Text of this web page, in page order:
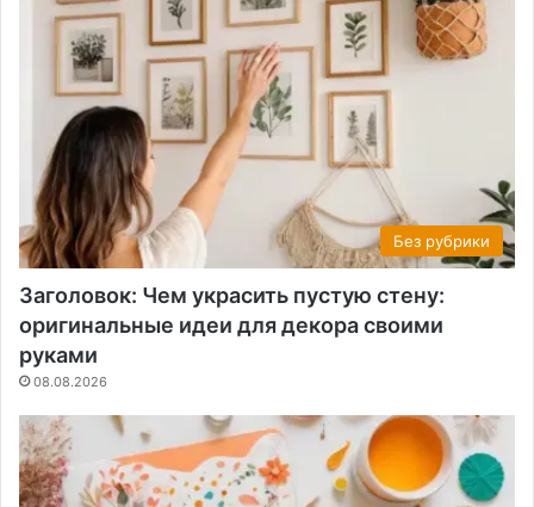
Без рубрики
Заголовок: Чем украсить пустую стену:
оригинальные идеи для декора своими
руками
08.08.2026